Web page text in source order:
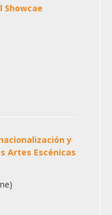
Showcae
y
Artes Escénicas